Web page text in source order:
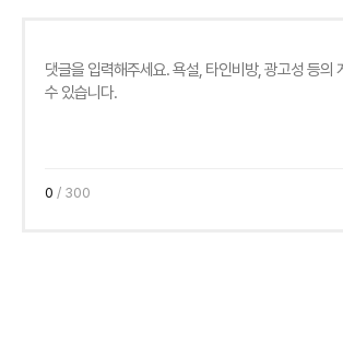
0 / 300